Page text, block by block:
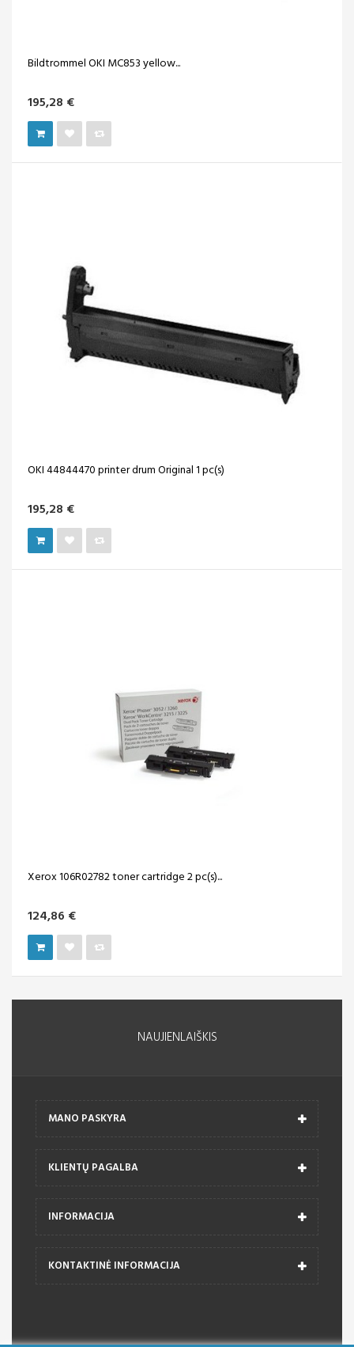
Bildtrommel OKI MC853 yellow...
195,28 €
OKI 44844470 printer drum Original 1 pc(s)
195,28 €
Xerox 106R02782 toner cartridge 2 pc(s)...
124,86 €
NAUJIENLAIŠKIS
MANO PASKYRA
KLIENTŲ PAGALBA
INFORMACIJA
KONTAKTINĖ INFORMACIJA